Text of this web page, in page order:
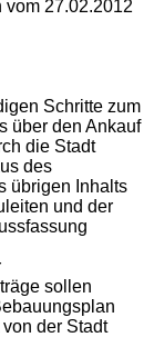
vom 27.02.2012
Schritte zum
über den Ankauf
die Stadt
des
übrigen Inhalts
und der
sollen
der Stadt